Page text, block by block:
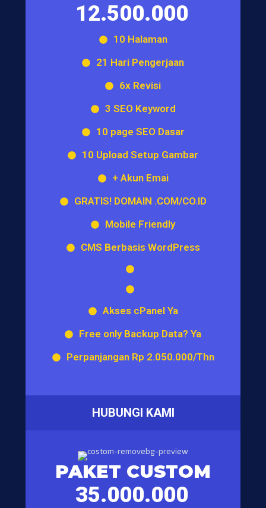
12.500.000
10 Halaman
21 Hari Pengerjaan
6x Revisi
3 SEO Keyword
10 page SEO Dasar
10 Upload Setup Gambar
+ Akun Emai
GRATIS! DOMAIN .COM/CO.ID
Mobile Friendly
CMS Berbasis WordPress
Akses cPanel Ya
Free only Backup Data? Ya
Perpanjangan Rp 2.050.000/Thn
HUBUNGI KAMI
PAKET CUSTOM
35.000.000